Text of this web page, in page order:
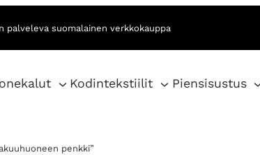
palveleva suomalainen verkkokauppa
Kodintekstiilit Piensisustus
penkki”